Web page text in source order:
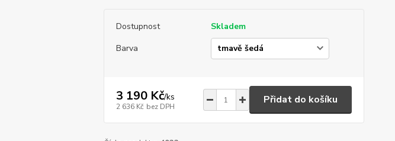
Dostupnost
Skladem
Barva
3 190 Kč/ks
2 636 Kč bez DPH
Přidat do košíku